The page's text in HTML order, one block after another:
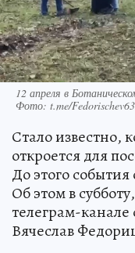
12 апреля в
Фото: t.me/Fedorischev63
Стало известно,
откроется для
До этого
Об этом в
телеграм-
Вячеслав